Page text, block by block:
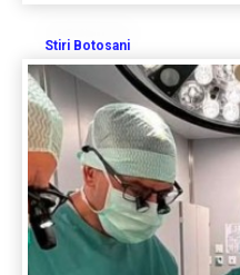
Stiri Botosani